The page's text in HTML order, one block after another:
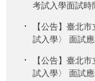
考試入學面試時
【公告】臺北
試入學〉 面試
【公告】臺北
試入學〉 面試